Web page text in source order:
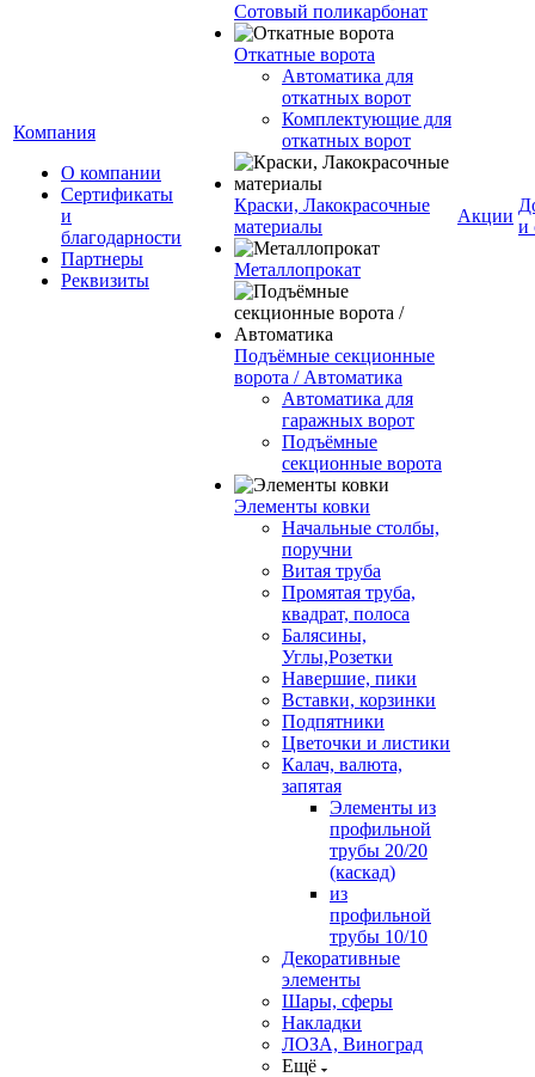
Компания
О компании
Сертификаты
и
благодарности
Партнеры
Реквизиты
Сотовый поликарбонат
Откатные ворота
Автоматика для
откатных ворот
Комплектующие для
откатных ворот
Краски, Лакокрасочные
материалы
Металлопрокат
Подъёмные секционные
ворота / Автоматика
Автоматика для
гаражных ворот
Подъёмные
секционные ворота
Элементы ковки
Начальные столбы,
поручни
Витая труба
Промятая труба,
квадрат, полоса
Балясины,
Углы,Розетки
Навершие, пики
Вставки, корзинки
Подпятники
Цветочки и листики
Калач, валюта,
запятая
Элементы из
профильной
трубы 20/20
(каскад)
из
профильной
трубы 10/10
Декоративные
элементы
Шары, сферы
Накладки
ЛОЗА, Виноград
Ещё
Акции
и